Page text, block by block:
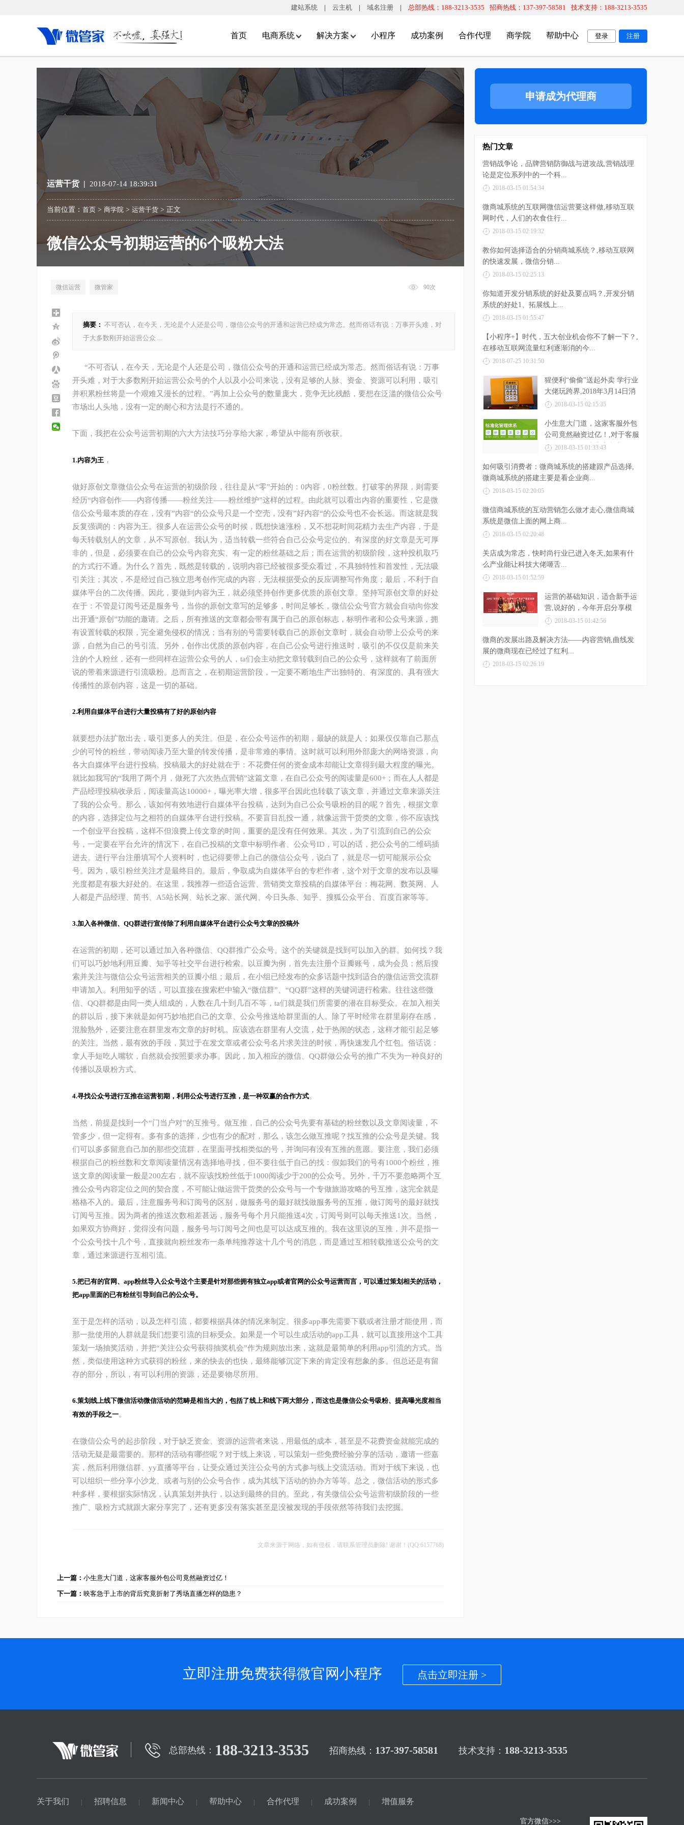
建站系统 | 云主机 | 域名注册 | 总部热线：188-3213-3535 招商热线：137-397-58581 技术支持：188-3213-3535
注册
登录
首页 电商系统
微云店系统
营销系统
数十种营销新玩法，让消费变成一
种“游戏”，变得有趣也更有效果。
全民分销
全民分销模式，客户推客户，客户即
分销，快速打造超强分销团队。
O2O多门店系统
LBS精准定位
LBS精准定位，更精确的查找附近门
店，让顾客就近消费。
O2O全新商业模式
传统的实体店铺+互联网店铺，全方位
多渠道经营发展。
多场景应用
实现线下扫码核销，线下移动收银，
线上会员管理等多种功能。
小程序商城系统
即用即走免安装的“APP商城”。
大流量入口
轻松裂变推广
式，快速裂变推广。
全民分销
更多分销商帮您卖货。
合理的利润分配机制，有利于更有效
的管理分销团队。
新颖的分销模式
新颖的分销模式，帮助企业打造超强
解决方案
行业解决方案
服饰行业解决方案
融合线上线下实现人、货、场数据的互通，以更精细的触
达、管理、转化用户，向用户提供跨渠道的无缝体验。
线上线下会员打通、用户画像分析、品牌线上传播，打通
获客、转化、留存、复购等不同诉求的服务数据。
商超新零售解决方案
围绕超市售前、售中、售后环节，提供全流程智慧解决方
案，帮助超市与顾客建立全方位链接。
整体解决方案
全渠道新零售解决方案
助力传统零售企业打通线上线下渠道，实现网店和门店一
体化运营的解决方案。
自营+多供应商解决方案
实现线上平台和第三方多商户销售并存的经营模式，形成
O2O多门店解决方案
将线下经营和互联网电子商务结合，为传统行业开辟新渠
微餐厅系统
打造会营销的智慧餐饮管理系统。
微云店行业版
8年软件开发经验，根据您的需求定制开发。
小程序 成功案例 合作代理 商学院 帮助中心
运营干货 | 2018-07-14 18:39:31
当前位置： 首页 > 商学院 > 运营干货 > 正文
微信公众号初期运营的6个吸粉大法
微信运营 微管家 90
摘要： 不可否认，在今天，无论是个人还是公司，微信公众号的开通和运营已经成为常态。然而俗话有说：万事开头难，对
于大多数刚开始运营公众 ...
“不可否认，在今天，无论是个人还是公司，微信公众号的开通和运营已经成为常态。然而俗话有说：万事
开头难，对于大多数刚开始运营公众号的个人以及小公司来说，没有足够的人脉、资金、资源可以利用，吸引
并积累粉丝将是一个艰难又漫长的过程。”再加上公众号的数量庞大，竞争无比残酷，要想在泛滥的微信公众号
市场出人头地，没有一定的耐心和方法是行不通的。
下面，我把在公众号运营初期的六大方法技巧分享给大家，希望从中能有所收获。
1.内容为王 ，
做好原创文章微信公众号在运营的初级阶段，往往是从“零”开始的：0内容，0粉丝数。打破零的界限，则需要
经历“内容创作——内容传播——粉丝关注——粉丝维护”这样的过程。由此就可以看出内容的重要性，它是微
信公众号最本质的存在，没有”内容“的公众号只是一个空壳，没有”好内容“的公众号也不会长远。而这就是我
反复强调的：内容为王。很多人在运营公众号的时候，既想快速涨粉，又不想花时间花精力去生产内容，于是
每天转载别人的文章，从不写原创。我认为，适当转载一些符合自己公众号定位的、有深度的好文章是无可厚
非的，但是，必须要在自己的公众号内容充实、有一定的粉丝基础之后；而在运营的初级阶段，这种投机取巧
的方式行不通。为什么？首先，既然是转载的，说明内容已经被很多受众看过，不具独特性和首发性，无法吸
引关注；其次，不是经过自己独立思考创作完成的内容，无法根据受众的反应调整写作角度；最后，不利于自
媒体平台的二次传播。因此，要做到内容为王，就必须坚持创作更多优质的原创文章。坚持写原创文章的好处
在于：不管是订阅号还是服务号，当你的原创文章写的足够多，时间足够长，微信公众号官方就会自动向你发
出开通“原创”功能的邀请。之后，所有推送的文章都会带有属于自己的原创标志，标明作者和公众号来源，拥
有设置转载的权限，完全避免侵权的情况；当有别的号需要转载自己的原创文章时，就会自动带上公众号的来
源，自然为自己的号引流。另外，创作出优质的原创内容，在自己公众号进行推送时，吸引的不仅仅是前来关
注的个人粉丝，还有一些同样在运营公众号的人，ta们会主动把文章转载到自己的公众号，这样就有了前面所
说的带着来源进行引流吸粉。总而言之，在初期运营阶段，一定要不断地生产出独特的、有深度的、具有强大
传播性的原创内容，这是一切的基础。
2.利用自媒体平台进行大量投稿有了好的原创内容
就要想办法扩散出去，吸引更多人的关注。但是，在公众号运作的初期，最缺的就是人；如果仅仅靠自己那点
少的可怜的粉丝，带动阅读乃至大量的转发传播，是非常难的事情。这时就可以利用外部庞大的网络资源，向
各大自媒体平台进行投稿。投稿最大的好处就在于：不花费任何的资金成本却能让文章得到最大程度的曝光。
就比如我写的“我用了两个月，做死了六次热点营销”这篇文章，在自己公众号的阅读量是600+；而在人人都是
产品经理投稿收录后，阅读量高达10000+，曝光率大增，很多平台因此也转载了该文章，并通过文章来源关注
了我的公众号。那么，该如何有效地进行自媒体平台投稿，达到为自己公众号吸粉的目的呢？首先，根据文章
的内容，选择定位与之相符的自媒体平台进行投稿。不要盲目乱投一通，就像运营干货类的文章，你不应该找
一个创业平台投稿，这样不但浪费上传文章的时间，重要的是没有任何效果。其次，为了引流到自己的公众
号，一定要在平台允许的情况下，在自己投稿的文章中标明作者、公众号ID，可以的话，把公众号的二维码插
进去。进行平台注册填写个人资料时，也记得要带上自己的微信公众号，说白了，就是尽一切可能展示公众
号。因为，吸引粉丝关注才是最终目的。最后，争取成为自媒体平台的专栏作者，这个对于文章的发布以及曝
光度都是有极大好处的。在这里，我推荐一些适合运营、营销类文章投稿的自媒体平台：梅花网、数英网、人
人都是产品经理、简书、A5站长网、站长之家、派代网、今日头条、知乎、搜狐公众平台、百度百家等等。
3.加入各种微信、QQ群进行宣传除了利用自媒体平台进行公众号文章的投稿外
在运营的初期，还可以通过加入各种微信、QQ群推广公众号。这个的关键就是找到可以加入的群。如何找？我
们可以巧妙地利用豆瓣、知乎等社交平台进行检索。以豆瓣为例，首先去注册个豆瓣账号，成为会员；然后搜
索并关注与微信公众号运营相关的豆瓣小组；最后，在小组已经发布的众多话题中找到适合的微信运营交流群
申请加入。利用知乎的话，可以直接在搜索栏中输入“微信群”、“QQ群”这样的关键词进行检索。往往这些微
信、QQ群都是由同一类人组成的，人数在几十到几百不等，ta们就是我们所需要的潜在目标受众。在加入相关
的群以后，接下来就是如何巧妙地把自己的文章、公众号推送给群里面的人。除了平时经常在群里刷存在感，
混脸熟外，还要注意在群里发布文章的好时机。应该选在群里有人交流，处于热闹的状态，这样才能引起足够
的关注。当然，最有效的手段，莫过于在发文章或者公众号名片求关注的时候，再快速发几个红包。俗话说：
拿人手短吃人嘴软，自然就会按照要求办事。因此，加入相应的微信、QQ群做公众号的推广不失为一种良好的
传播以及吸粉方式。
4.寻找公众号进行互推在运营初期，利用公众号进行互推，是一种双赢的合作方式。
当然，前提是找到一个“门当户对”的互推号。做互推，自己的公众号先要有基础的粉丝数以及文章阅读量，不
管多少，但一定得有。多有多的选择，少也有少的配对，那么，该怎么做互推呢？找互推的公众号是关键。我
们可以多多留意自己加的那些交流群，在里面寻找相类似的号，并询问有没有互推的意愿。要注意，我们必须
根据自己的粉丝数和文章阅读量情况有选择地寻找，但不要往低于自己的找：假如我们的号有1000个粉丝，推
送文章的阅读量一般是200左右，就不应该找粉丝低于1000阅读少于200的公众号。另外，千万不要忽略两个互
推公众号内容定位之间的契合度，不可能让做运营干货类的公众号与一个专做旅游攻略的号互推，这完全就是
格格不入的。最后，注意服务号和订阅号的区别，做服务号的最好就找做服务号的互推，做订阅号的最好就找
订阅号互推。因为两者的推送次数相差甚远，服务号每个月只能推送4次，订阅号则可以每天推送1次。当然，
如果双方协商好，觉得没有问题，服务号与订阅号之间也是可以达成互推的。我在这里说的互推，并不是指一
个公众号找十几个号，直接就向粉丝发布一条单纯推荐这十几个号的消息，而是通过互相转载推送公众号的文
章，通过来源进行互相引流。
5.把已有的官网、app粉丝导入公众号这个主要是针对那些拥有独立app或者官网的公众号运营而言，可以通过策划相关的活动，
把app里面的已有粉丝引导到自己的公众号。
至于是怎样的活动，以及怎样引流，都要根据具体的情况来制定。很多app事先需要下载或者注册才能使用，而
那一批使用的人群就是我们想要引流的目标受众。如果是一个可以生成活动的app工具，就可以直接用这个工具
策划一场抽奖活动，并把“关注公众号获得抽奖机会”作为规则放出来，这就是最简单的利用app引流的方式。当
然，类似使用这种方式获得的粉丝，来的快去的也快，最终能够沉淀下来的肯定没有想象的多。但总还是有留
存的部分，所以，有可以利用的资源，还是要物尽所用。
6.策划线上线下微信活动微信活动的范畴是相当大的，包括了线上和线下两大部分，而这也是微信公众号吸粉、提高曝光度相当
有效的手段之一。
在微信公众号的起步阶段，对于缺乏资金、资源的运营者来说，用最低的成本，甚至是不花费资金就能完成的
活动无疑是最需要的。那样的活动有哪些呢？对于线上来说，可以策划一些免费经验分享的活动，邀请一些嘉
宾，然后利用微信群、yy直播等平台，让受众通过关注公众号的方式参与线上交流活动。而对于线下来说，也
可以组织一些分享小沙龙、或者与别的公众号合作，成为其线下活动的协办方等等。总之，微信活动的形式多
种多样，要根据实际情况，认真策划并执行，以达到最终的目的。至此，有关微信公众号运营初级阶段的一些
推广、吸粉方式就跟大家分享完了，还有更多没有落实甚至是没被发现的手段依然等待我们去挖掘。
文章来源于网络，如有侵权，请联系管理员删除! 谢谢！(QQ:6157768)
上一篇： 小生意大门道，这家客服外包公司竟然融资过亿！
下一篇： 映客急于上市的背后究竟折射了秀场直播怎样的隐患？
申请成为代理商
热门文章
营销战争论，品牌营销防御战与进攻战,营销战理
论是定位系列中的一个科...
2018-03-15 01:54:34
微商城系统的互联网微信运营要这样做,移动互联
网时代，人们的衣食住行...
2018-03-15 02:19:32
教你如何选择适合的分销商城系统？,移动互联网
的快速发展，微信分销...
2018-03-15 02:25:13
你知道开发分销系统的好处及要点吗？,开发分销
系统的好处1、拓展线上...
2018-03-15 01:55:47
【小程序+】时代，五大创业机会你不了解一下？,
在移动互联网流量红利逐渐消的今...
2018-07-25 10:31:50
猩便利“偷偷”送起外卖 学行业
大佬玩跨界,2018年3月14日消
息， 据《电商...
2018-03-15 02:15:35
小生意大门道，这家客服外包
公司竟然融资过亿！,对于客服
外包公司，不少商家都非...
2018-03-15 01:33:43
如何吸引消费者：微商城系统的搭建跟产品选择,
微商城系统的搭建主要是看企业商...
2018-03-15 02:20:05
微信商城系统的互动营销怎么做才走心,微信商城
系统是微信上面的网上商...
2018-03-15 02:20:48
关店成为常态，快时尚行业已进入冬天,如果有什
么产业能让科技大佬咂舌...
2018-03-15 01:52:59
运营的基础知识，适合新手运
营,说好的，今年开启分享模
式，可隔...
2018-03-15 01:42:56
微商的发展出路及解决方法——内容营销,曲线发
展的微商现在已经过了红利...
2018-03-15 02:26:19
立即注册免费获得微官网小程序 点击立即注册 >
188-3213-3535
总部热线： 招商热线： 137-397-58581 技术支持： 188-3213-3535
关于我们 | 招聘信息 | 新闻中心 | 帮助中心 | 合作代理 | 成功案例 | 增值服务
官方微信>>>